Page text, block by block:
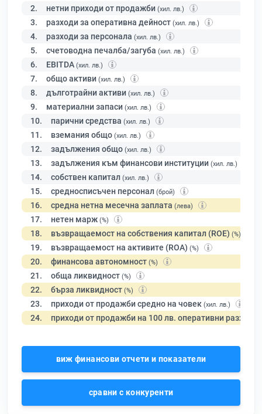
2. нетни приходи от продажби (хил. лв.)
3. разходи за оперативна дейност (хил. лв.)
4. разходи за персонала (хил. лв.)
5. счетоводна печалба/загуба (хил. лв.)
6. EBITDA (хил. лв.)
7. общо активи (хил. лв.)
8. дълготрайни активи (хил. лв.)
9. материални запаси (хил. лв.)
10. парични средства (хил. лв.)
11. вземания общо (хил. лв.)
12. задължения общо (хил. лв.)
13. задължения към финансови институции (хил. лв.)
14. собствен капитал (хил. лв.)
15. средносписъчен персонал (брой)
16. средна нетна месечна заплата (лева)
17. нетен марж (%)
18. възвращаемост на собствения капитал (ROE) (%)
19. възвращаемост на активите (ROA) (%)
20. финансова автономност (%)
21. обща ликвидност (%)
22. бърза ликвидност (%)
23. приходи от продажби средно на човек (хил. лв.)
24. приходи от продажби на 100 лв. оперативни разходи
виж финансови отчети и показатели
сравни с конкуренти